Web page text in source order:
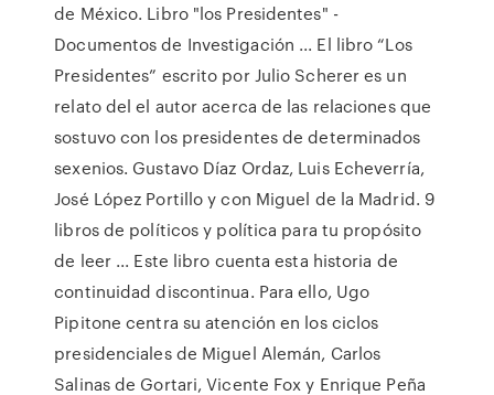
de México. Libro "los Presidentes" -
Documentos de Investigación ... El libro “Los
Presidentes” escrito por Julio Scherer es un
relato del el autor acerca de las relaciones que
sostuvo con los presidentes de determinados
sexenios. Gustavo Díaz Ordaz, Luis Echeverría,
José López Portillo y con Miguel de la Madrid. 9
libros de políticos y política para tu propósito
de leer ... Este libro cuenta esta historia de
continuidad discontinua. Para ello, Ugo
Pipitone centra su atención en los ciclos
presidenciales de Miguel Alemán, Carlos
Salinas de Gortari, Vicente Fox y Enrique Peña